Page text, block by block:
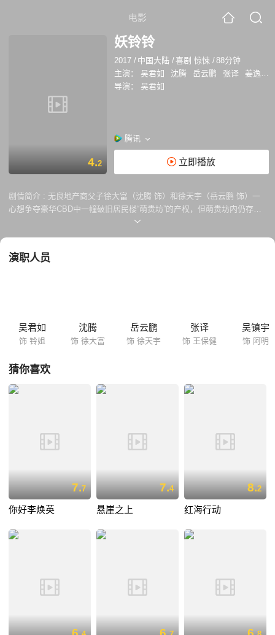
电影
4.2
妖铃铃
2017 / 中国大陆 /喜剧 惊悚 /88分钟
主演：
吴君如 沈腾 岳云鹏 张译 姜逸磊
导演：
吴君如
腾讯
立即播放
剧情简介 : 无良地产商父子徐大富（沈腾 饰）和徐天宇（岳云鹏 饰）一
心想争夺豪华CBD中一幢破旧居民楼“萌贵坊”的产权，但萌贵坊内仍存四
户怪咖不愿搬出—神医王保健（张译 饰）和他的儿子鸡丁（李亦航
饰）。 某个月黑风高的夜晚，怪事接连发生，僵尸，丧尸，吸血男爵，红
演职人员
吴君如
饰 铃姐
沈腾
饰 徐大富
岳云鹏
饰 徐天宇
张译
饰 王保健
吴镇宇
饰 阿明
猜你喜欢
7.7
你好李焕英
7.4
悬崖之上
8.2
红海行动